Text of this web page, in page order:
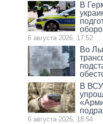
В
6 августа 2026, 17:52
Во
В ВСУ
6 августа 2026, 18:54